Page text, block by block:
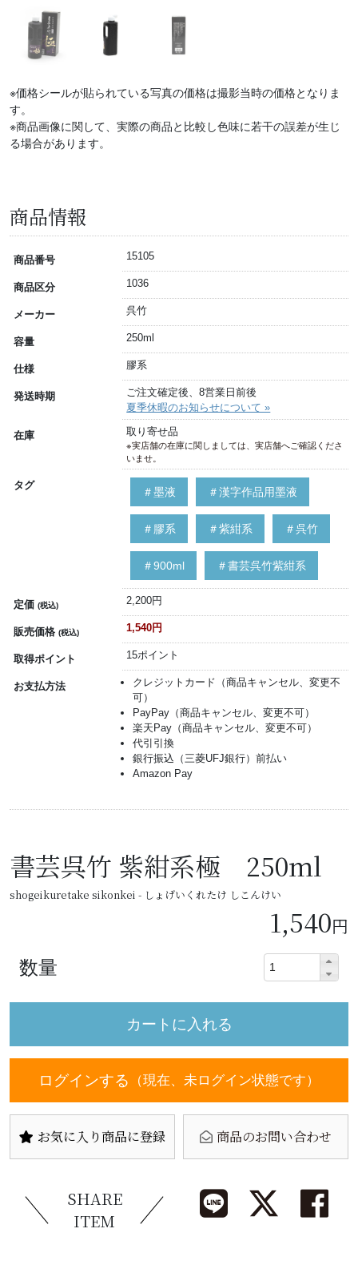
※価格シールが貼られている写真の価格は撮影当時の価格となりま
す。
※商品画像に関して、実際の商品と比較し色味に若干の誤差が生じ
る場合があります。
商品情報
商品番号 15105
商品区分 1036
メーカー 呉竹
容量 250ml
仕様 膠系
発送時期
ご注文確定後、8営業日前後
夏季休暇のお知らせについて »
在庫 取り寄せ品
※実店舗の在庫に関しましては、実店舗へご確認くださ
いませ。
タグ
＃墨液 ＃漢字作品用墨液
＃膠系 ＃紫紺系 ＃呉竹
＃900ml ＃書芸呉竹紫紺系
定価 (税込) 2,200円
販売価格 (税込) 1,540円
取得ポイント 15ポイント
お支払方法
クレジットカード（商品キャンセル、変更不
可）
PayPay（商品キャンセル、変更不可）
楽天Pay（商品キャンセル、変更不可）
代引引換
銀行振込（三菱UFJ銀行）前払い
Amazon Pay
書芸呉竹 紫紺系極 250ml
shogeikuretake sikonkei - しょげいくれたけ しこんけい
1,540円
数量
ログインする （現在、未ログイン状態です）
お気に入り商品に登録 商品のお問い合わせ
SHARE
ITEM